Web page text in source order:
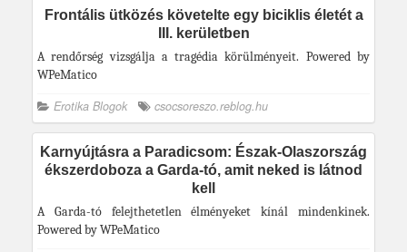
Frontális ütközés követelte egy biciklis életét a
III. kerületben
A rendőrség vizsgálja a tragédia körülményeit. Powered by
WPeMatico
Erotika Blogok csocsoreszo.reblog.hu
Karnyújtásra a Paradicsom: Észak-Olaszország
ékszerdoboza a Garda-tó, amit neked is látnod
kell
A Garda-tó felejthetetlen élményeket kínál mindenkinek.
Powered by WPeMatico